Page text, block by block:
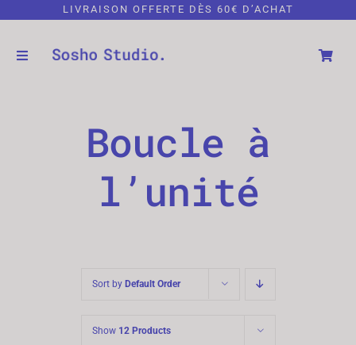
contenu
LIVRAISON OFFERTE DÈS 60€ D’ACHAT
Toggle
Plastique Revalorisé
Toggle
Boucle à
l’unité
Sort by Default Order
Show 12 Products